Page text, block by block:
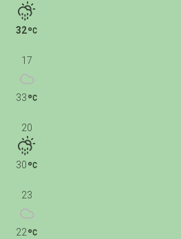
32
17
33
20
30
23
22